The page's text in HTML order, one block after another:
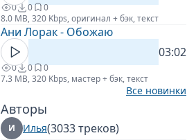
0 0
0
8.0 MB, 320 Kbps, оригинал + бэк, текст
Ани Лорак - Обожаю
03:02
0 0
0
7.3 MB, 320 Kbps, мастер + бэк, текст
Все новинки
Авторы
И Илья(3033 треков)